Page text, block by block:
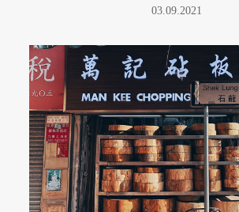
03.09.2021